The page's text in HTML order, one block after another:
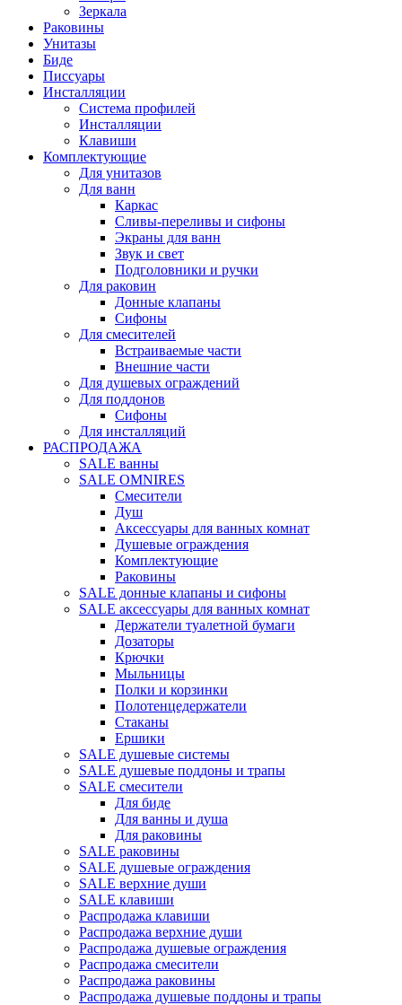
Зеркала
Раковины
Унитазы
Биде
Писсуары
Инсталляции
Система профилей
Инсталляции
Клавиши
Комплектующие
Для унитазов
Для ванн
Каркас
Сливы-переливы и сифоны
Экраны для ванн
Звук и свет
Подголовники и ручки
Для раковин
Донные клапаны
Сифоны
Для смесителей
Встраиваемые части
Внешние части
Для душевых ограждений
Для поддонов
Сифоны
Для инсталляций
РАСПРОДАЖА
SALE ванны
SALE OMNIRES
Смесители
Душ
Аксессуары для ванных комнат
Душевые ограждения
Комплектующие
Раковины
SALE донные клапаны и сифоны
SALE аксессуары для ванных комнат
Держатели туалетной бумаги
Дозаторы
Крючки
Мыльницы
Полки и корзинки
Полотенцедержатели
Стаканы
Ершики
SALE душевые системы
SALE душевые поддоны и трапы
SALE смесители
Для биде
Для ванны и душа
Для раковины
SALE раковины
SALE душевые ограждения
SALE верхние души
SALE клавиши
Распродажа клавиши
Распродажа верхние души
Распродажа душевые ограждения
Распродажа смесители
Распродажа раковины
Распродажа душевые поддоны и трапы